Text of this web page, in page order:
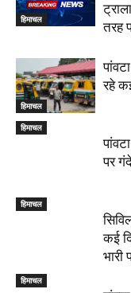
हिमाचल
तरह
हिमाचल
रहे
हिमाचल
पर
हिमाचल
कई
भारी
हिमाचल